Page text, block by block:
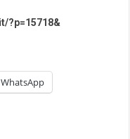
?p=15718&
WhatsApp